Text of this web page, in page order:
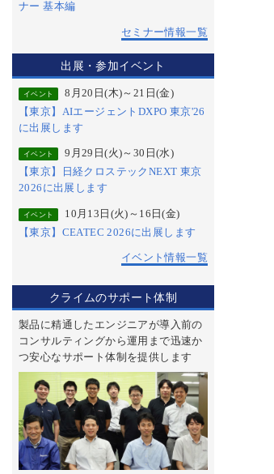
ナー 基本編
セミナー情報一覧
出展・参加イベント
イベント
8月20日(木)～21日(金)
【東京】AIエージェントDXPO 東京'26
に出展します
イベント
9月29日(火)～30日(水)
【東京】日経クロステックNEXT 東京
2026に出展します
イベント
10月13日(火)～16日(金)
【東京】CEATEC 2026に出展します
イベント情報一覧
クライムのサポート体制
製品に精通したエンジニアが導入前の
コンサルティングから運用まで迅速か
つ安心なサポート体制を提供します